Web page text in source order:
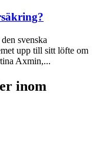
svenska
upp till sitt löfte om
Axmin,...
inom